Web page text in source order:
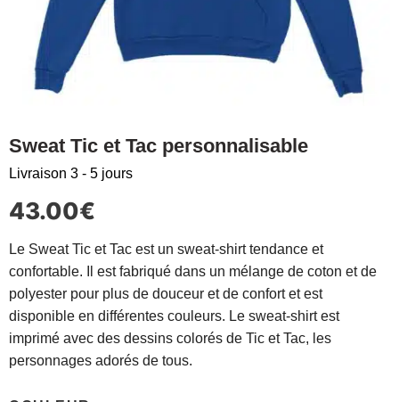
Sweat Tic et Tac personnalisable
Livraison 3 - 5 jours
43.00€
Le Sweat Tic et Tac est un sweat-shirt tendance et
confortable. Il est fabriqué dans un mélange de coton et de
polyester pour plus de douceur et de confort et est
disponible en différentes couleurs. Le sweat-shirt est
imprimé avec des dessins colorés de Tic et Tac, les
personnages adorés de tous.